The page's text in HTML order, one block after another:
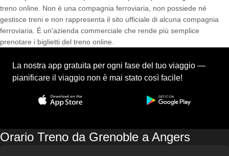
treno online. Non è una compagnia ferroviaria, non possiede né
gestisce treni e non rappresenta il sito ufficiale di alcuna compagnia
ferroviaria. È un'azienda commerciale che rende più semplice
prenotare i biglietti del treno online.
La nostra app gratuita per ogni fase del tuo viaggio —
pianificare il viaggio non è mai stato così facile!
Orario Treno da Grenoble a Angers